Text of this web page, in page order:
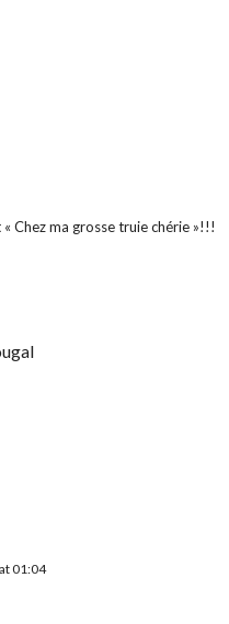
Chez ma grosse truie chérie »!!!
01:04